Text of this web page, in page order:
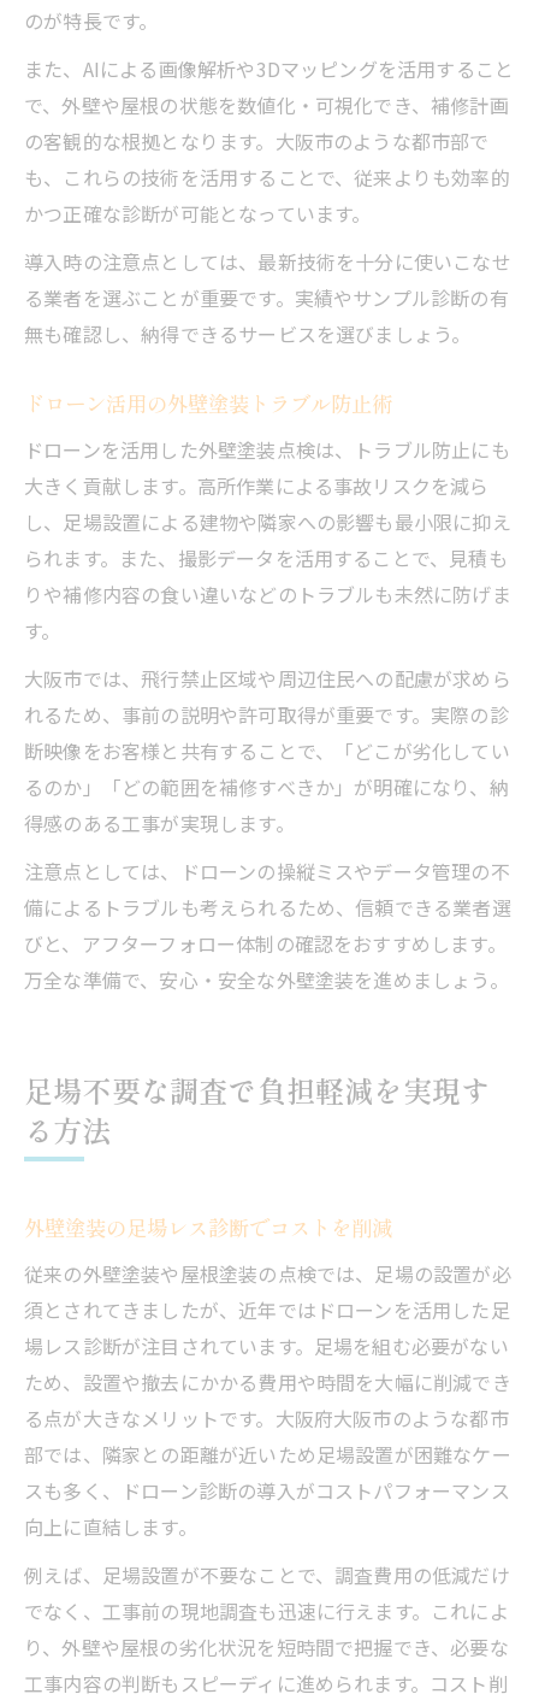
のが特長です。
また、AIによる画像解析や3Dマッピングを活用すること
で、外壁や屋根の状態を数値化・可視化でき、補修計画
の客観的な根拠となります。大阪市のような都市部で
も、これらの技術を活用することで、従来よりも効率的
かつ正確な診断が可能となっています。
導入時の注意点としては、最新技術を十分に使いこなせ
る業者を選ぶことが重要です。実績やサンプル診断の有
無も確認し、納得できるサービスを選びましょう。
ドローン活用の外壁塗装トラブル防止術
ドローンを活用した外壁塗装点検は、トラブル防止にも
大きく貢献します。高所作業による事故リスクを減ら
し、足場設置による建物や隣家への影響も最小限に抑え
られます。また、撮影データを活用することで、見積も
りや補修内容の食い違いなどのトラブルも未然に防げま
す。
大阪市では、飛行禁止区域や周辺住民への配慮が求めら
れるため、事前の説明や許可取得が重要です。実際の診
断映像をお客様と共有することで、「どこが劣化してい
るのか」「どの範囲を補修すべきか」が明確になり、納
得感のある工事が実現します。
注意点としては、ドローンの操縦ミスやデータ管理の不
備によるトラブルも考えられるため、信頼できる業者選
びと、アフターフォロー体制の確認をおすすめします。
万全な準備で、安心・安全な外壁塗装を進めましょう。
足場不要な調査で負担軽減を実現す
る方法
外壁塗装の足場レス診断でコストを削減
従来の外壁塗装や屋根塗装の点検では、足場の設置が必
須とされてきましたが、近年ではドローンを活用した足
場レス診断が注目されています。足場を組む必要がない
ため、設置や撤去にかかる費用や時間を大幅に削減でき
る点が大きなメリットです。大阪府大阪市のような都市
部では、隣家との距離が近いため足場設置が困難なケー
スも多く、ドローン診断の導入がコストパフォーマンス
向上に直結します。
例えば、足場設置が不要なことで、調査費用の低減だけ
でなく、工事前の現地調査も迅速に行えます。これによ
り、外壁や屋根の劣化状況を短時間で把握でき、必要な
工事内容の判断もスピーディに進められます。コスト削